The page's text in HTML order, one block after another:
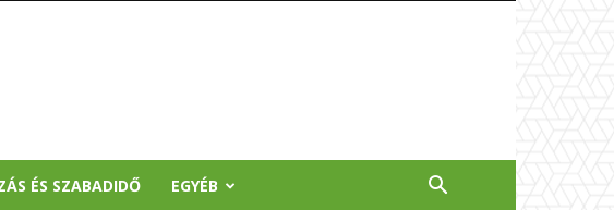
ÉS SZABADIDŐ EGYÉB